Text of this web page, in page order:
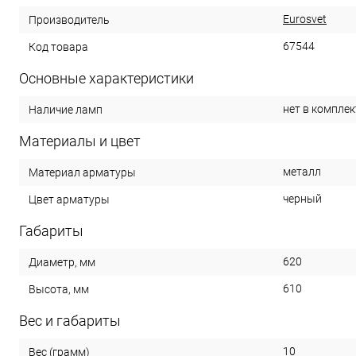
Производитель Eurosvet
Код товара 67544
Основные характеристики
Наличие ламп нет в
Материалы и цвет
Материал арматуры металл
Цвет арматуры черный
Габариты
Диаметр, мм 620
Высота, мм 610
Вес и габариты
Вес (грамм) 10